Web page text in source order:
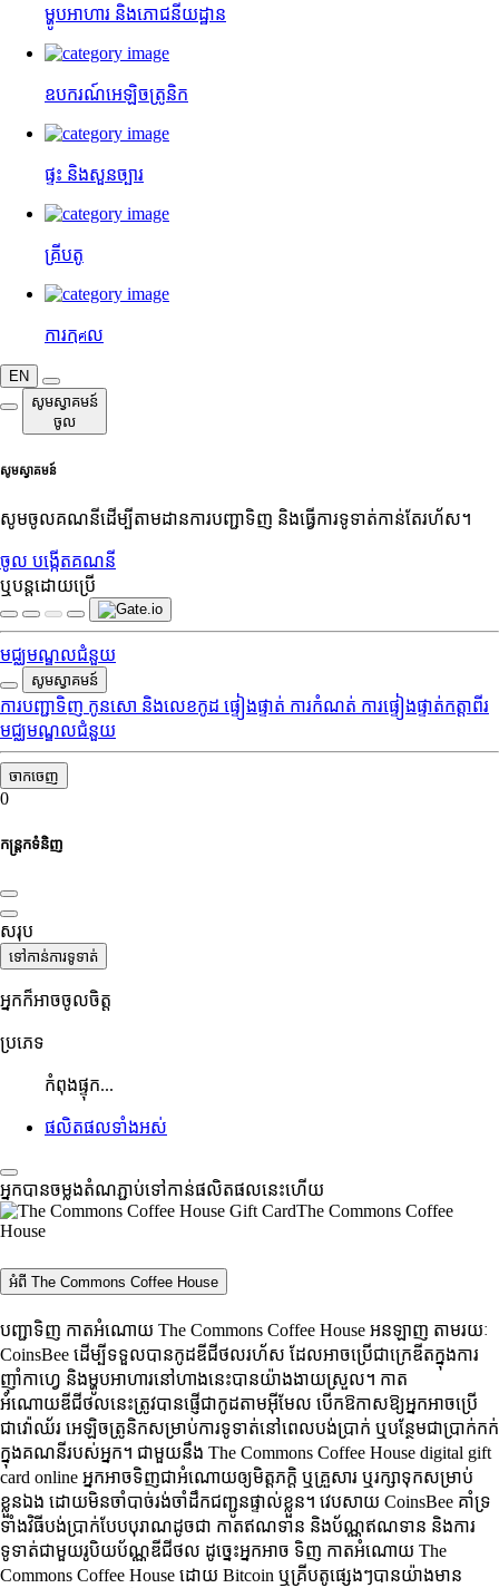
ម្ហូបអាហារ និងភោជនីយដ្ឋាន
ឧបករណ៍អេឡិចត្រូនិក
ផ្ទះ និងសួនច្បារ
គ្រីបតូ
ការកุศល
EN
សូមស្វាគមន៍
ចូល
សូមស្វាគមន៍
សូមចូលគណនីដើម្បីតាមដានការបញ្ជាទិញ និងធ្វើការទូទាត់កាន់តែរហ័ស។
ចូល បង្កើតគណនី
ឬបន្តដោយប្រើ
មជ្ឈមណ្ឌលជំនួយ
សូមស្វាគមន៍
ការបញ្ជាទិញ កូនសោ និងលេខកូដ ផ្ទៀងផ្ទាត់ ការកំណត់ ការផ្ទៀងផ្ទាត់កត្តាពីរ
មជ្ឈមណ្ឌលជំនួយ
ចាកចេញ
0
កន្ត្រកទំនិញ
សរុប
ទៅកាន់ការទូទាត់
អ្នកក៏អាចចូលចិត្ត
ប្រភេទ
កំពុងផ្ទុក...
ផលិតផលទាំងអស់
អ្នកបានចម្លងតំណភ្ជាប់ទៅកាន់ផលិតផលនេះហើយ
The Commons Coffee
House
អំពី The Commons Coffee House
បញ្ជាទិញ កាតអំណោយ The Commons Coffee House អនឡាញ តាមរយៈ
CoinsBee ដើម្បីទទួលបានកូដឌីជីថលរហ័ស ដែលអាចប្រើជាក្រេឌីតក្នុងការ
ញ៉ាំកាហ្វេ និងម្ហូបអាហារនៅហាងនេះបានយ៉ាងងាយស្រួល។ កាត
អំណោយឌីជីថលនេះត្រូវបានផ្ញើជាកូដតាមអ៊ីមែល បើកឱកាសឱ្យអ្នកអាចប្រើ
ជាវ៉ោឈ័រ អេឡិចត្រូនិកសម្រាប់ការទូទាត់នៅពេលបង់ប្រាក់ ឬបន្ថែមជាប្រាក់កក់
ក្នុងគណនីរបស់អ្នក។ ជាមួយនឹង The Commons Coffee House digital gift
card online អ្នកអាចទិញជាអំណោយឲ្យមិត្តភក្តិ ឬគ្រួសារ ឬរក្សាទុកសម្រាប់
ខ្លួនឯង ដោយមិនចាំបាច់រង់ចាំដឹកជញ្ជូនផ្ទាល់ខ្លួន។ វេបសាយ CoinsBee គាំទ្រ
ទាំងវិធីបង់ប្រាក់បែបបុរាណដូចជា កាតឥណទាន និងប័ណ្ណឥណទាន និងការ
ទូទាត់ជាមួយរូបិយប័ណ្ណឌីជីថល ដូច្នេះអ្នកអាច ទិញ កាតអំណោយ The
Commons Coffee House ដោយ Bitcoin ឬគ្រីបតូផ្សេងៗបានយ៉ាងមាន